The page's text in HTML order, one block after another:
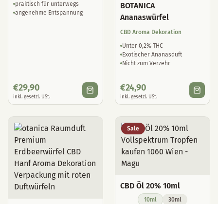
praktisch für unterwegs
angenehme Entspannung
€29,90
inkl. gesetzl. USt.
BOTANICA
Ananaswürfel
CBD Aroma Dekoration
Unter 0,2% THC
Exotischer Ananasduft
Nicht zum Verzehr
€24,90
inkl. gesetzl. USt.
Sale
CBD Öl 20% 10ml
10ml
30ml